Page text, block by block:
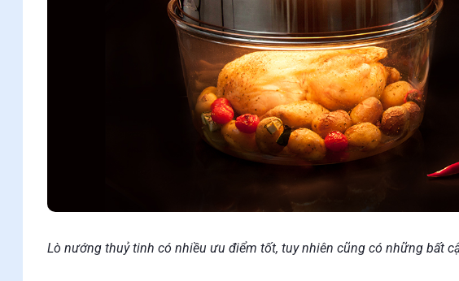
Lò nướng thuỷ tinh có nhiều ưu điểm tốt, tuy nhiên cũng có những bất